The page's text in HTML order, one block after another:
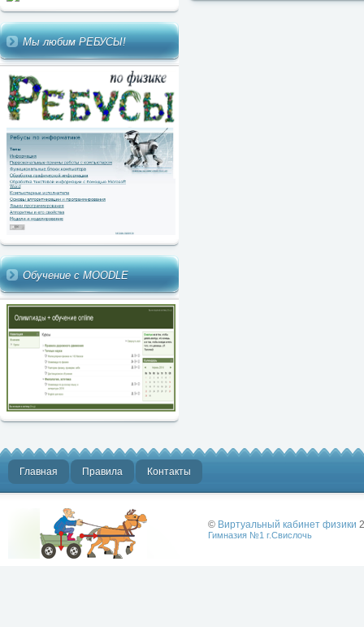
Мы любим РЕБУСЫ!
Обучение с MOODLE
Главная Правила Контакты
© Виртуальный кабинет физики
Гимназия №1 г.Свислочь